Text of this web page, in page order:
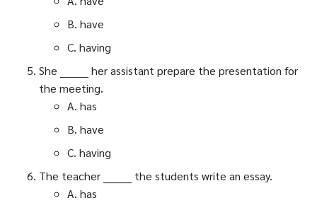
B. have
C. having
She ________ her assistant prepare the presentation for
the meeting.
A. has
B. have
C. having
The teacher ________ the students write an essay.
A. has